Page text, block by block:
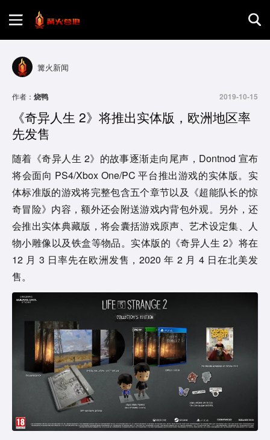
游戏评测
地图攻略
篝火新闻
作者： 烧鸭 2019-10-15
《奇异人生 2》将推出实体版，欧洲地区率
先发售
随着《奇异人生 2》的故事逐渐走向尾声，Dontnod 宣布
将会面向 PS4/Xbox One/PC 平台推出游戏的实体版。实
体标准版的游戏将完整包含五个章节以及《超能队长的惊
奇冒险》内容，额外还会附送游戏内背包外观。另外，还
会推出实体典藏版，将会囊括游戏原声、艺术设定集、人
物小雕像以及铁盒等物品。实体版的《奇异人生 2》将在
12 月 3 日率先在欧洲发售，2020 年 2 月 4 日在北美发
售。